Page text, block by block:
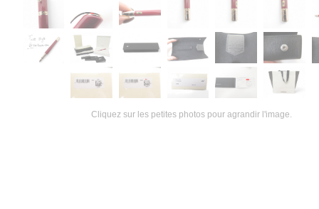
Cliquez sur les petites photos pour agrandir l'image.